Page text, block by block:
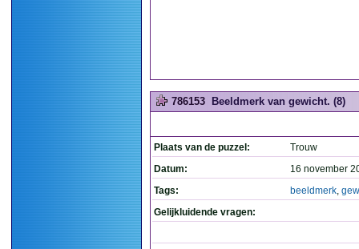
786153 Beeldmerk van gewicht. (8)
Plaats van de puzzel:
Trouw
Datum:
16 november
Tags:
beeldmerk,
Gelijkluidende vragen: